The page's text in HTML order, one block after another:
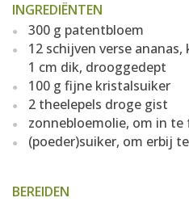
INGREDIËNTEN
300 g patentbloem
12 schijven verse
1 cm dik, drooggedept
100 g fijne kristalsuiker
2 theelepels droge gist
zonnebloemolie, om in
(poeder)suiker, om erbij
BEREIDEN